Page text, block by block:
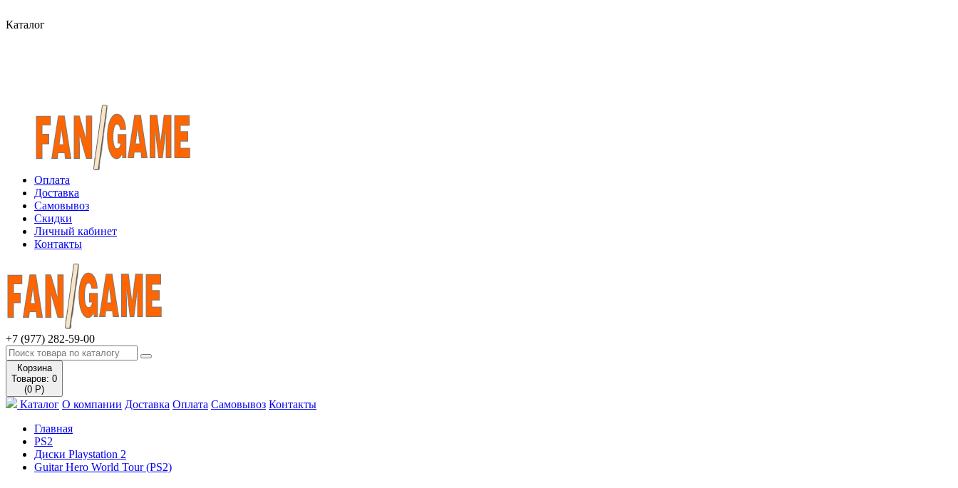
Каталог
Оплата
Доставка
Самовывоз
Скидки
Личный кабинет
Контакты
+7 (977) 282-59-00
Корзина
Товаров: 0
(0 Р)
Каталог О компании Доставка Оплата Самовывоз Контакты
Главная
PS2
Диски Playstation 2
Guitar Hero World Tour (PS2)